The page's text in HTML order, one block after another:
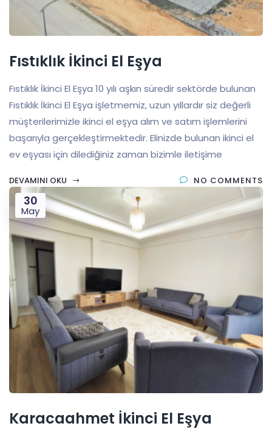
Fıstıklık İkinci El Eşya
Fıstıklık İkinci El Eşya 10 yılı aşkın süredir sektörde bulunan
Fıstıklık İkinci El Eşya işletmemiz, uzun yıllardır siz değerli
müşterilerimizle ikinci el eşya alım ve satım işlemlerini
başarıyla gerçekleştirmektedir. Elinizde bulunan ikinci el
ev eşyası için dilediğiniz zaman bizimle iletişime
DEVAMINI OKU NO COMMENTS
30
May
Karacaahmet İkinci El Eşya